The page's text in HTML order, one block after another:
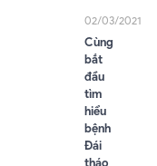
02/03/2021
Cùng
bắt
đầu
tìm
hiểu
bệnh
Đái
tháo